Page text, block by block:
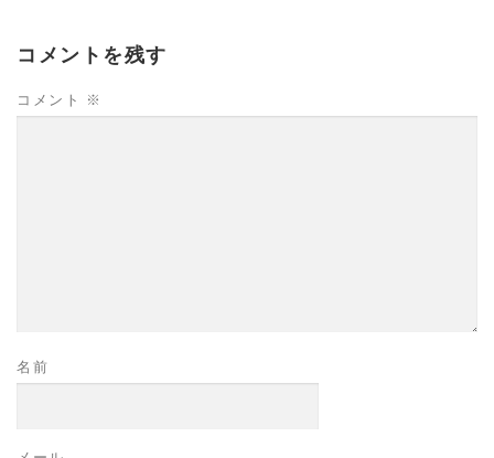
コメントを残す
コメント ※
名前